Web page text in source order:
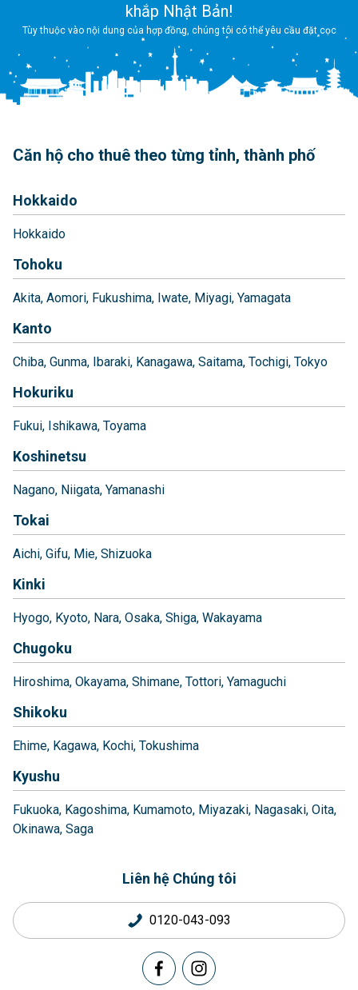
khắp Nhật Bản!
Tùy thuộc vào nội dung của hợp đồng, chúng tôi có thể yêu cầu đặt cọc
Căn hộ cho thuê theo từng tỉnh, thành phố
Hokkaido
Hokkaido
Tohoku
Akita Aomori Fukushima Iwate Miyagi Yamagata
Kanto
Chiba Gunma Ibaraki Kanagawa Saitama Tochigi Tokyo
Hokuriku
Fukui Ishikawa Toyama
Koshinetsu
Nagano Niigata Yamanashi
Tokai
Aichi Gifu Mie Shizuoka
Kinki
Hyogo Kyoto Nara Osaka Shiga Wakayama
Chugoku
Hiroshima Okayama Shimane Tottori Yamaguchi
Shikoku
Ehime Kagawa Kochi Tokushima
Kyushu
Fukuoka Kagoshima Kumamoto Miyazaki Nagasaki Oita
Okinawa Saga
Liên hệ Chúng tôi
0120-043-093